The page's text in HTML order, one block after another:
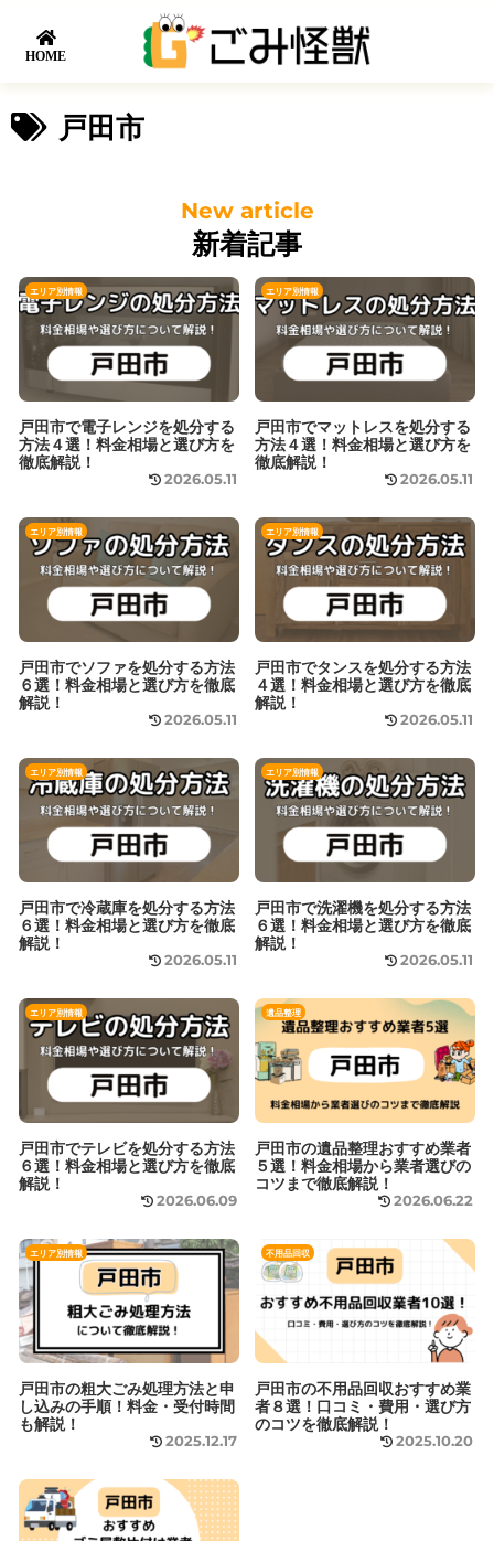
HOME
戸田市
新着記事
エリア別情報
戸田市で電子レンジを処分する
方法４選！料金相場と選び方を
徹底解説！
2026.05.11
エリア別情報
戸田市でマットレスを処分する
方法４選！料金相場と選び方を
徹底解説！
2026.05.11
エリア別情報
戸田市でソファを処分する方法
６選！料金相場と選び方を徹底
解説！
2026.05.11
エリア別情報
戸田市でタンスを処分する方法
４選！料金相場と選び方を徹底
解説！
2026.05.11
エリア別情報
戸田市で冷蔵庫を処分する方法
６選！料金相場と選び方を徹底
解説！
2026.05.11
エリア別情報
戸田市で洗濯機を処分する方法
６選！料金相場と選び方を徹底
解説！
2026.05.11
エリア別情報
戸田市でテレビを処分する方法
６選！料金相場と選び方を徹底
解説！
2026.06.09
遺品整理
戸田市の遺品整理おすすめ業者
５選！料金相場から業者選びの
コツまで徹底解説！
2026.06.22
エリア別情報
戸田市の粗大ごみ処理方法と申
し込みの手順！料金・受付時間
も解説！
2025.12.17
不用品回収
戸田市の不用品回収おすすめ業
者８選！口コミ・費用・選び方
のコツを徹底解説！
2025.10.20